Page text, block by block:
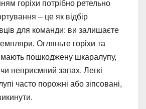
горіхи потрібно ретельно
– це як відбір
для команди: ви залишаєте
Огляньте горіхи та
мають пошкоджену шкаралупу,
неприємний запах. Легкі
часто порожні або зіпсовані,